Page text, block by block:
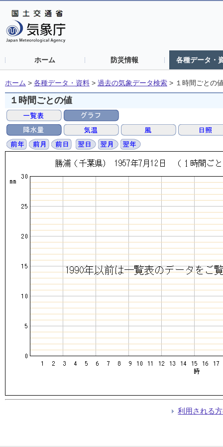
ホーム 防災情報 各種データ・
ホーム > 各種データ・資料 > 過去の気象データ検索 > １時間ごとの
１時間ごとの値
利用される